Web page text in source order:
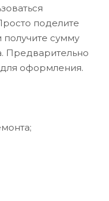
поделите
получите сумму
Предварительно
оформления.